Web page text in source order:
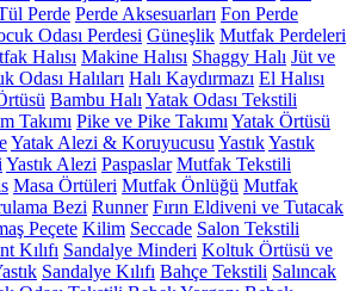
Perde Perde Aksesuarları Fon Perde
Odası Perdesi Güneşlik Mutfak Perdeleri
Halısı Makine Halısı Shaggy Halı Jüt ve
Odası Halıları Halı Kaydırmazı El Halısı
Bambu Halı Yatak Odası Tekstili
Takımı Pike ve Pike Takımı Yatak Örtüsü
Yatak Alezi & Koruyucusu YastıkYastık
Yastık Alezi Paspaslar Mutfak Tekstili
Masa Örtüleri Mutfak Önlüğü Mutfak
Bezi Runner Fırın Eldiveni ve Tutacak
Peçete Kilim Seccade Salon Tekstili
Kılıfı Sandalye Minderi Koltuk Örtüsü ve
Sandalye Kılıfı Bahçe Tekstili Salıncak